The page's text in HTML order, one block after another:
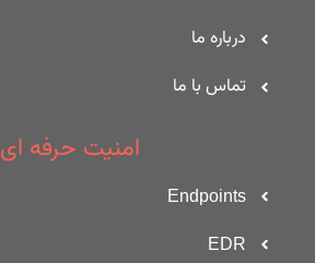
درباره ما
تماس با ما
امنیت حرفه ای
Endpoints
EDR